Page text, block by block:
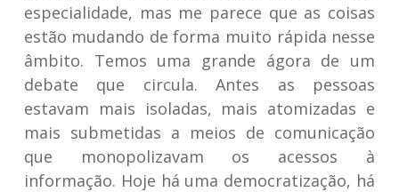
especialidade, mas me parece que as coisas
estão mudando de forma muito rápida nesse
âmbito. Temos uma grande ágora de um
debate que circula. Antes as pessoas
estavam mais isoladas, mais atomizadas e
mais submetidas a meios de comunicação
que monopolizavam os acessos à
informação. Hoje há uma democratização, há